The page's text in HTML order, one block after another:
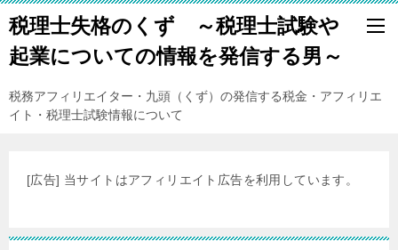
税理士失格のくず ～税理士試験や
起業についての情報を発信する男～
税務アフィリエイター・九頭（くず）の発信する税金・アフィリエ
イト・税理士試験情報について
[広告] 当サイトはアフィリエイト広告を利用しています。